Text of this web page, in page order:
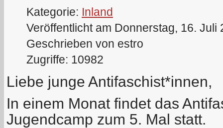
Kategorie: Inland
Veröffentlicht am Donnerstag, 16. Juli
Geschrieben von estro
Zugriffe: 10982
Liebe junge Antifaschist*innen,
In einem Monat findet das
Jugendcamp zum 5. Mal statt.